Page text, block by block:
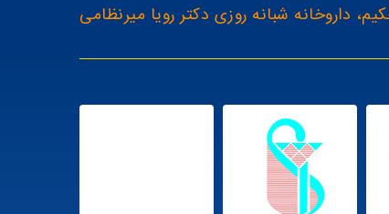
داروخانه شبانه روزی دکتر رویا میرنظامی